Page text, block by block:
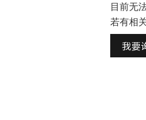
目前无
若有相
我要